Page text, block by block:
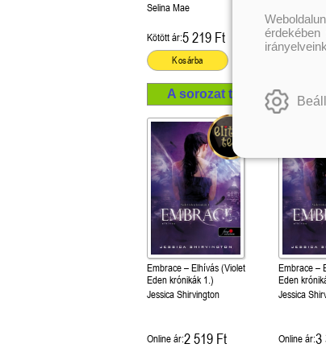
Selina Mae
Kötött ár:5 219 Ft
Kosárba
Kötött ár:4
A sorozat további
Embrace – Elhívás (Violet
Eden krónikák 1.)
Jessica Shirvington
Online ár:2 519 Ft
Embrace –
Eden
Jessica
Online ár:3